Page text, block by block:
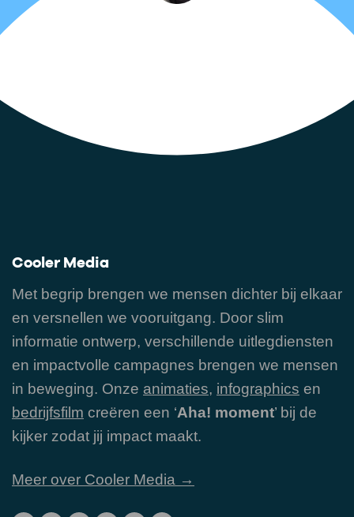
Cooler Media
Met begrip brengen we mensen dichter bij elkaar
en versnellen we vooruitgang. Door slim
informatie ontwerp, verschillende uitlegdiensten
en impactvolle campagnes brengen we mensen
in beweging. Onze animaties, infographics en
bedrijfsfilm creëren een ‘Aha! moment’ bij de
kijker zodat jij impact maakt.
Meer over Cooler Media →